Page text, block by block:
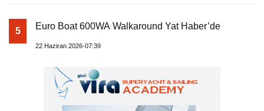
5 Euro Boat 600WA Walkaround Yat Haber’de
22 Haziran 2026-07:39